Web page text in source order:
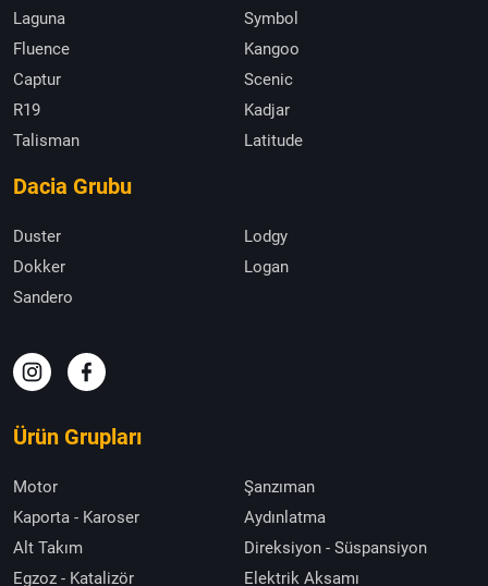
Laguna
Symbol
Fluence
Kangoo
Captur
Scenic
R19
Kadjar
Talisman
Latitude
Dacia Grubu
Duster
Lodgy
Dokker
Logan
Sandero
Ürün Grupları
Motor
Şanzıman
Kaporta - Karoser
Aydınlatma
Alt Takım
Direksiyon - Süspansiyon
Egzoz - Katalizör
Elektrik Aksamı